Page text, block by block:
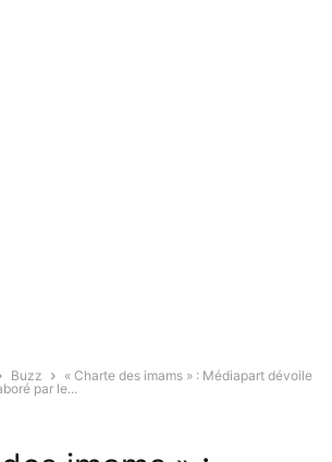
Buzz
« Charte des imams » : Médiapart dévoile
par le...